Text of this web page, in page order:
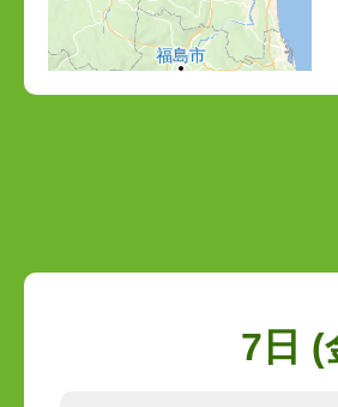
7日 (